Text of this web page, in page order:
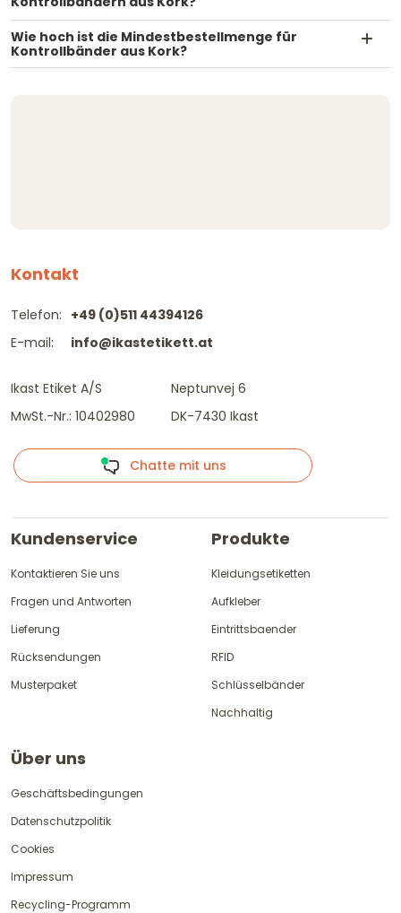
Wie hoch ist die Mindestbestellmenge für
Kontrollbänder aus Kork?
Kontakt
Telefon:
E-mail:
+49 (0)511 44394126
info@ikastetikett.at
Ikast Etiket A/S
MwSt.-Nr.: 10402980
Neptunvej 6
DK-7430 Ikast
Chatte mit uns
Kundenservice
Kontaktieren Sie uns
Fragen und Antworten
Lieferung
Rücksendungen
Musterpaket
Produkte
Kleidungsetiketten
Aufkleber
Eintrittsbaender
RFID
Schlüsselbänder
Nachhaltig
Über uns
Geschäftsbedingungen
Datenschutzpolitik
Cookies
Impressum
Recycling-Programm